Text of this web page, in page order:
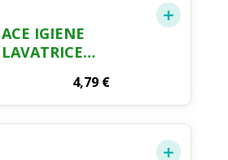
CON ESSENZA
CUORE DI
MARSIGLIA, 1400
ACE IGIENE
LAVATRICE
COLORATI
4,79 €